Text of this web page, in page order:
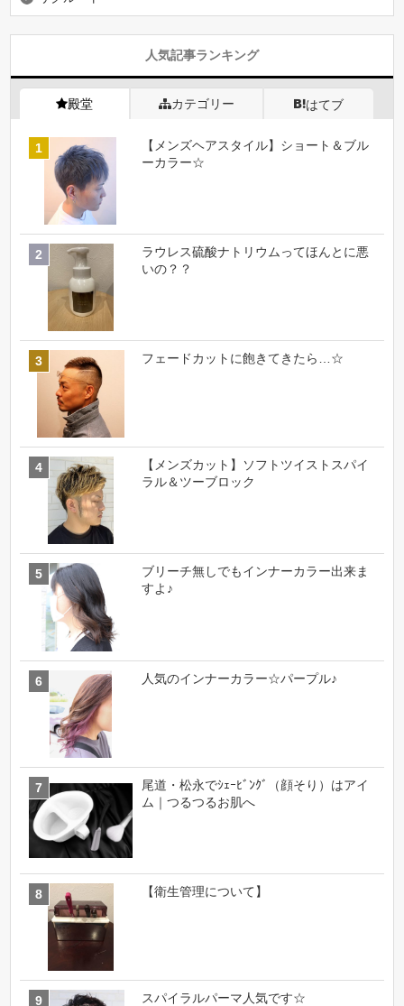
人気記事ランキング
殿堂 カテゴリー はてブ
【メンズヘアスタイル】ショート＆ブル
ーカラー☆
ラウレス硫酸ナトリウムってほんとに悪
いの？？
フェードカットに飽きてきたら…☆
【メンズカット】ソフトツイストスパイ
ラル＆ツーブロック
ブリーチ無しでもインナーカラー出来ま
すよ♪
人気のインナーカラー☆パープル♪
尾道・松永でｼｪｰﾋﾞﾝｸﾞ（顔そり）はアイ
ム｜つるつるお肌へ
【衛生管理について】
スパイラルパーマ人気です☆